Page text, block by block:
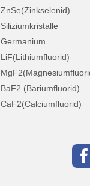
ZnSe(Zinkselenid)
Siliziumkristalle
Germanium
LiF(Lithiumfluorid)
BaF2 (Bariumfluorid)
CaF2(Calciumfluorid)